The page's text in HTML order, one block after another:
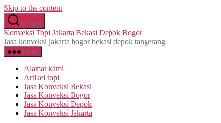
Skip to the content
Search
Konveksi Topi Jakarta Bekasi Depok Bogor
Jasa konveksi jakarta bogor bekasi depok tangerang
Menu
Alamat kami
Artikel topi
Jasa Konveksi Bekasi
Jasa Konveksi Bogor
Jasa Konveksi Depok
Jasa Konveksi Jakarta